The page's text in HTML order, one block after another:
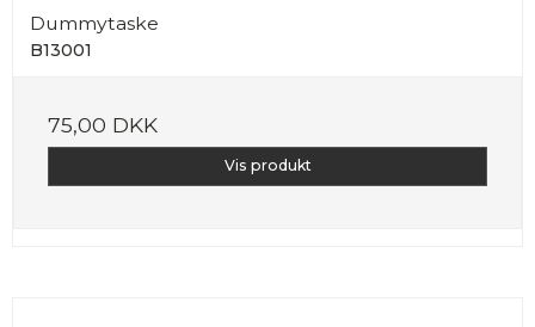
Dummytaske
B13001
75,00 DKK
Vis produkt